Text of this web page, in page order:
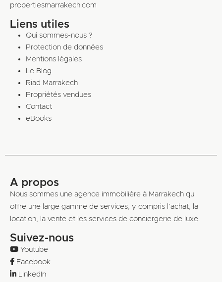
propertiesmarrakech.com
Liens utiles
Qui sommes-nous ?
Protection de données
Mentions légales
Le Blog
Riad Marrakech
Propriétés vendues
Contact
eBooks
A propos
Nous sommes une agence immobilière à Marrakech qui
offre une large gamme de services, y compris l’achat, la
location, la vente et les services de conciergerie de luxe.
Suivez-nous
Youtube
Facebook
LinkedIn